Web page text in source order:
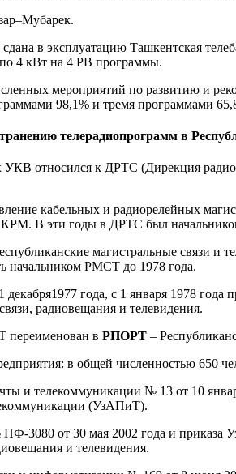
сдана в эксплуатацию Ташкентская
4 кВт на 4 РВ программы.
мероприятий по развитию и
98,1% и тремя программами
телерадиопрограмм в
УКВ относился к ДРТС (Дирекция
кабельных и радиорелейных
В эти годы в ДРТС был
магистральные связи и
начальником РМСТ до 1978 года.
года, с 1 января 1978 года
радиовещания и телевидения.
переименован в РПОРТ –
в общей численностью 650
и телекоммуникации № 13 от 10
(УзАПиТ).
3080 от 30 мая 2002 года и
и телевидения.